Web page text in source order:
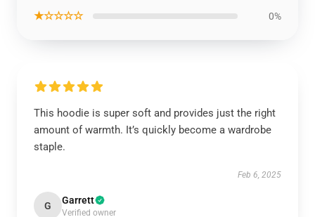
★☆☆☆☆ 0%
This hoodie is super soft and provides just the right
amount of warmth. It’s quickly become a wardrobe
staple.
Feb 6, 2025
G Garrett
Verified owner